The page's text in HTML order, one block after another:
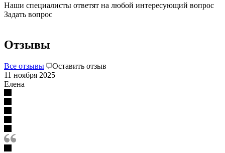
Наши специалисты ответят на любой интересующий вопрос
Задать вопрос
Отзывы
Все отзывы
Оставить отзыв
11 ноября 2025
Елена